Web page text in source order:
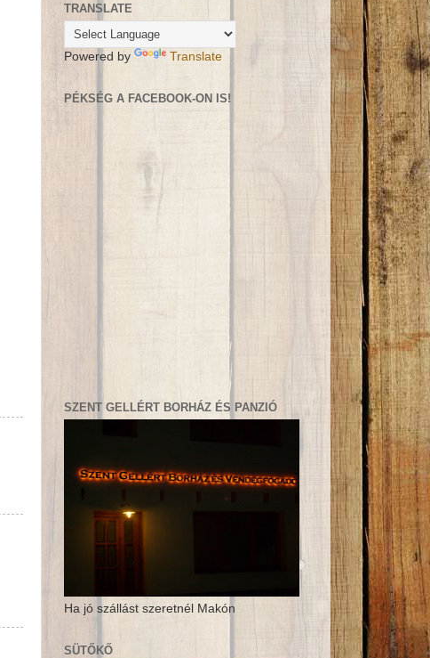
TRANSLATE
Powered by Translate
PÉKSÉG A FACEBOOK-ON IS!
SZENT GELLÉRT BORHÁZ ÉS PANZIÓ
Ha jó szállást szeretnél Makón
SÜTŐKŐ